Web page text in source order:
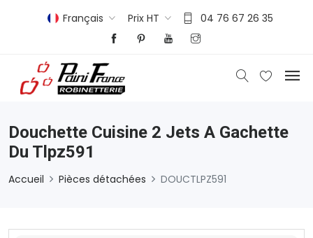
Français Prix HT 04 76 67 26 35
Douchette Cuisine 2 Jets A Gachette
Du Tlpz591
Accueil Pièces détachées DOUCTLPZ591